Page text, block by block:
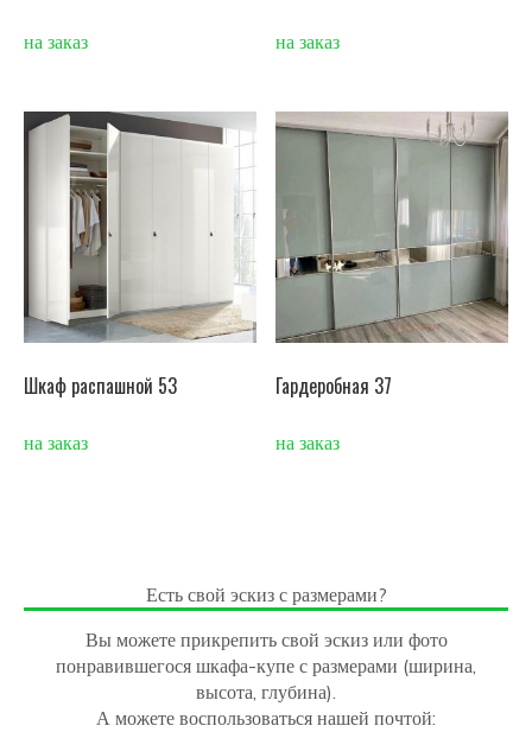
на заказ на заказ
Шкаф распашной 53
на заказ
Гардеробная 37
на заказ
Есть свой эскиз с размерами?
Вы можете прикрепить свой эскиз или фото
понравившегося шкафа-купе с размерами (ширина,
высота, глубина).
А можете воспользоваться нашей почтой: